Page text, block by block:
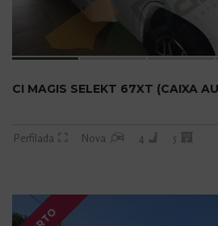
Perfilada Nova 4 5